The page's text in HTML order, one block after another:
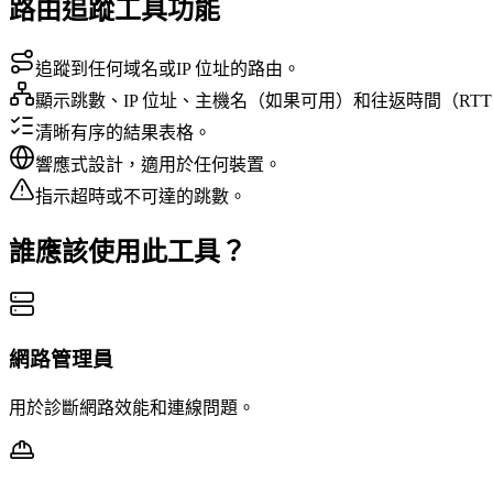
路由追蹤工具功能
追蹤到任何域名或IP 位址的路由。
顯示跳數、IP 位址、主機名（如果可用）和往返時間（
清晰有序的結果表格。
響應式設計，適用於任何裝置。
指示超時或不可達的跳數。
誰應該使用此工具？
網路管理員
用於診斷網路效能和連線問題。